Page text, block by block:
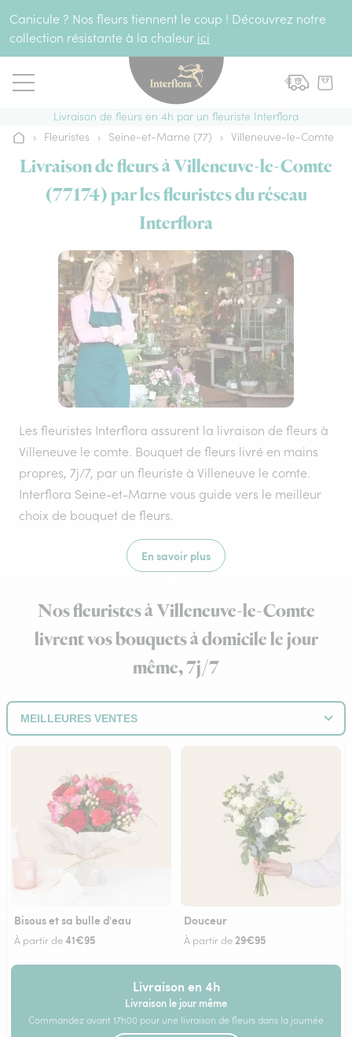
Canicule ? Nos fleurs tiennent le coup ! Découvrez notre
collection résistante à la chaleur ici
Livraison de fleurs en 4h par un fleuriste Interflora
Accueil
› Fleuristes › Seine-et-Marne (77) › Villeneuve-le-Comte
Livraison de fleurs à Villeneuve-le-Comte
(77174) par les fleuristes du réseau
Interflora
Les fleuristes Interflora assurent la livraison de fleurs à
Villeneuve le comte. Bouquet de fleurs livré en mains
propres, 7j/7, par un fleuriste à Villeneuve le comte.
Interflora Seine-et-Marne vous guide vers le meilleur
choix de bouquet de fleurs.
En savoir plus
Nos fleuristes à Villeneuve-le-Comte
livrent vos bouquets à domicile le jour
même, 7j/7
Bisous et sa bulle d'eau
À partir de41€95
Douceur
À partir de29€95
Livraison en 4h
Livraison le jour même
Commandez avant 17h00 pour une livraison de fleurs dans la journée